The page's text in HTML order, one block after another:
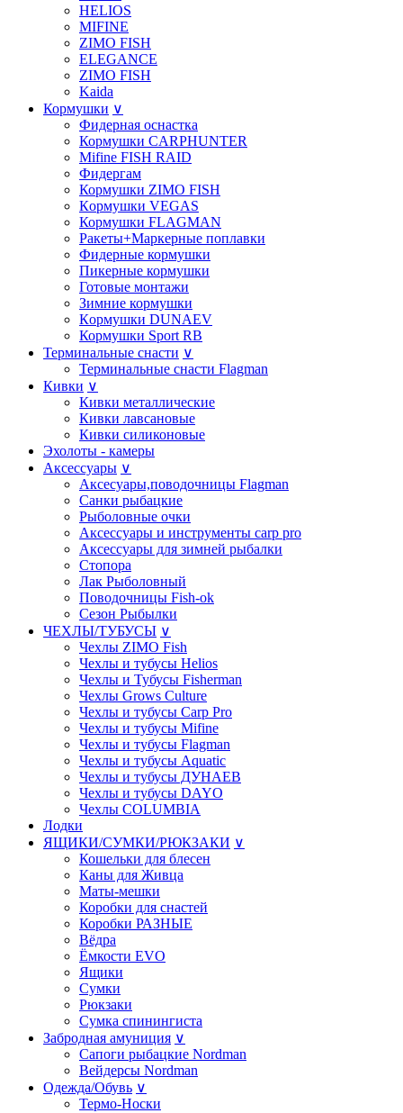
HELIOS
MIFINE
ZIMO FISH
ELEGANCE
ZIMO FISH
Kaida
Кормушки ∨
Фидерная оснастка
Кормушки CARPHUNTER
Mifine FISH RAID
Фидергам
Кормушки ZIMO FISH
Кoрмушки VEGAS
Кормушки FLAGMAN
Ракеты+Маркерные поплавки
Фидерные кормушки
Пикерные кормушки
Готовые монтажи
Зимние кормушки
Кoрмушки DUNAEV
Кормушки Sport RB
Терминальные снасти ∨
Терминальные снасти Flagman
Кивки ∨
Кивки металлические
Кивки лавсановые
Кивки силиконовые
Эхолоты - камеры
Аксессуары ∨
Аксесуары,поводочницы Flagman
Санки рыбацкие
Рыболовные очки
Аксессуары и инструменты carp pro
Аксессуары для зимней рыбалки
Стопора
Лак Рыболовный
Поводочницы Fish-ok
Сезон Рыбылки
ЧЕХЛЫ/ТУБУСЫ ∨
Чехлы ZIMO Fish
Чехлы и тубусы Helios
Чехлы и Тубусы Fisherman
Чехлы Grows Culture
Чехлы и тубусы Carp Pro
Чехлы и тубусы Mifine
Чехлы и тубусы Flagman
Чехлы и тубусы Aquatic
Чехлы и тубусы ДУНАЕВ
Чехлы и тубусы DAYO
Чехлы COLUMBIA
Лодки
ЯЩИКИ/СУМКИ/РЮКЗАКИ ∨
Кошельки для блесен
Каны для Живца
Маты-мешки
Коробки для снастей
Коробки РАЗНЫE
Вёдра
Ёмкости EVO
Ящики
Сумки
Рюкзаки
Сумка спинингиста
Забродная амуниция ∨
Сапоги рыбацкие Nordman
Вейдерсы Nordman
Одежда/Обувь ∨
Термо-Носки